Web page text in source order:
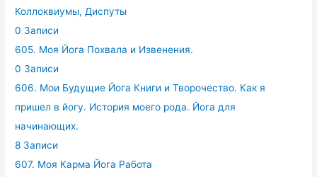
Коллоквиумы, Диспуты
0 Записи
605. Моя Йога Похвала и Извенения.
0 Записи
606. Мои Будущие Йога Книги и Творочество. Как я
пришел в йогу. История моего рода. Йога для
начинающих.
8 Записи
607. Моя Карма Йога Работа